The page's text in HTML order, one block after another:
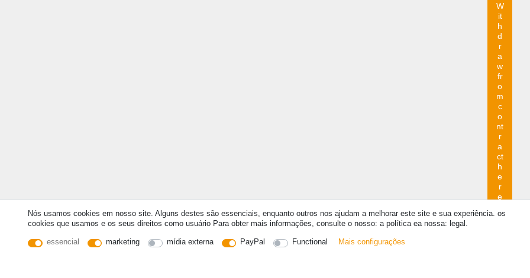
W
it
h
d
r
a
w
fr
o
m
c
o
nt
r
a
ct
h
e
r
e
Nós usamos cookies em nosso site. Alguns destes são essenciais, enquanto outros nos ajudam a melhorar este site e sua experiência. os
cookies que usamos e os seus direitos como usuário Para obter mais informações, consulte o nosso: a política ea nossa: legal.
essencial marketing mídia externa PayPal Functional Mais configurações